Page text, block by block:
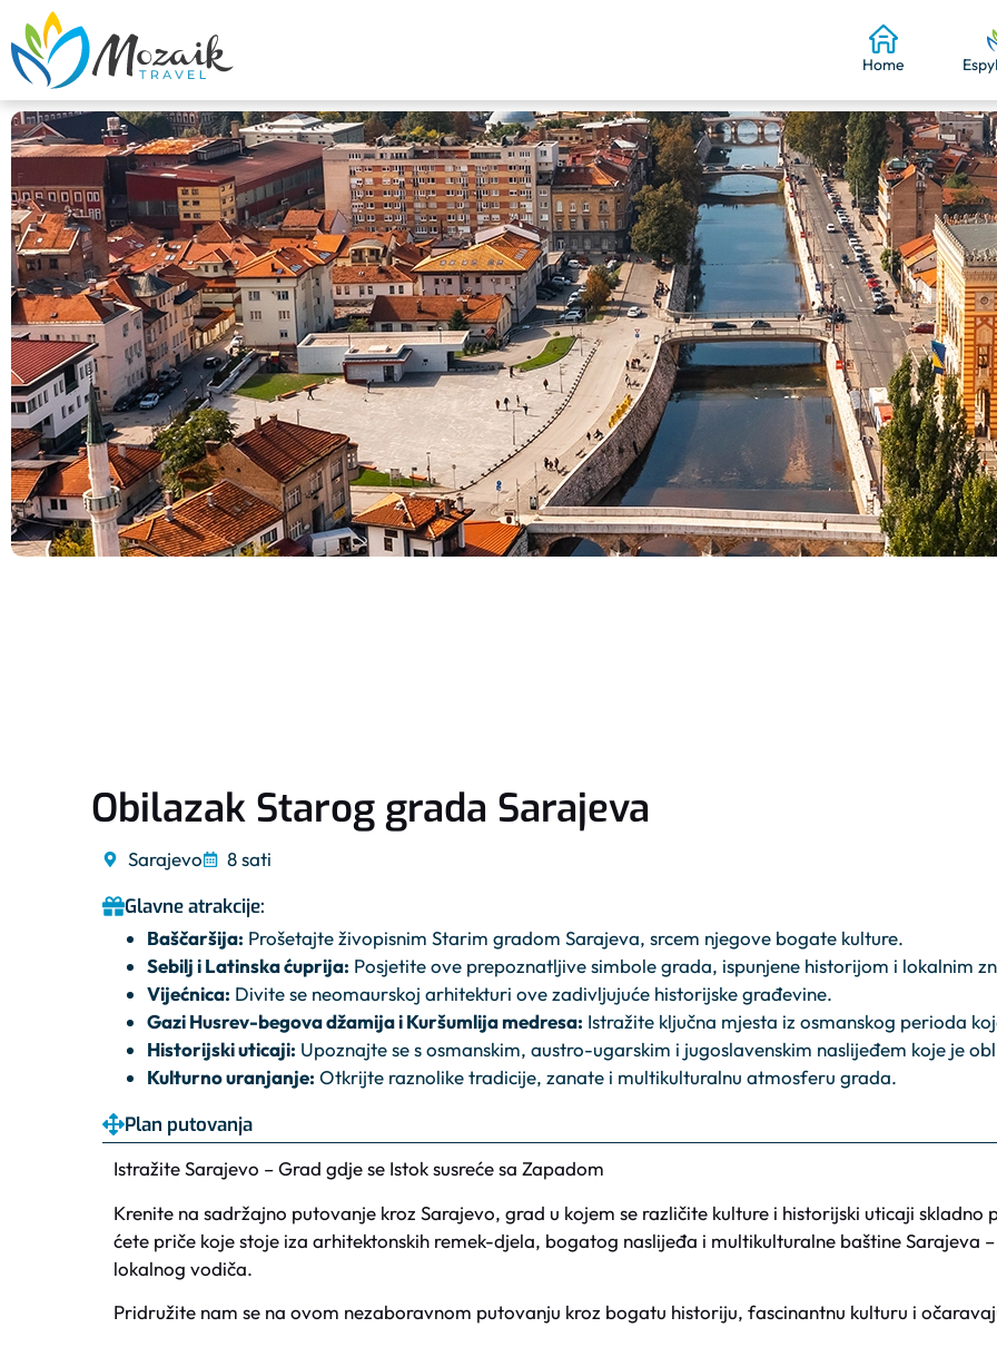
Home
Obilazak Starog grada Sarajeva
Sarajevo 8 sati
Glavne atrakcije:
Baščaršija: Prošetajte živopisnim Starim gradom Sarajeva, srcem njegove bogate kulture.
Sebilj i Latinska ćuprija: Posjetite ove prepoznatljive simbole grada, ispunjene historijom i lokalnim
Vijećnica: Divite se neomaurskoj arhitekturi ove zadivljujuće historijske građevine.
Gazi Husrev-begova džamija i Kuršumlija medresa: Istražite ključna mjesta iz osmanskog perioda
Historijski uticaji: Upoznajte se s osmanskim, austro-ugarskim i jugoslavenskim naslijeđem koje je
Kulturno uranjanje: Otkrijte raznolike tradicije, zanate i multikulturalnu atmosferu grada.
Plan putovanja
Istražite Sarajevo – Grad gdje se Istok susreće sa Zapadom
Krenite na sadržajno putovanje kroz Sarajevo, grad u kojem se različite kulture i historijski uticaji
ćete priče koje stoje iza arhitektonskih remek-djela, bogatog naslijeđa i multikulturalne baštine Sarajeva
lokalnog vodiča.
Pridružite nam se na ovom nezaboravnom putovanju kroz bogatu historiju, fascinantnu kulturu i